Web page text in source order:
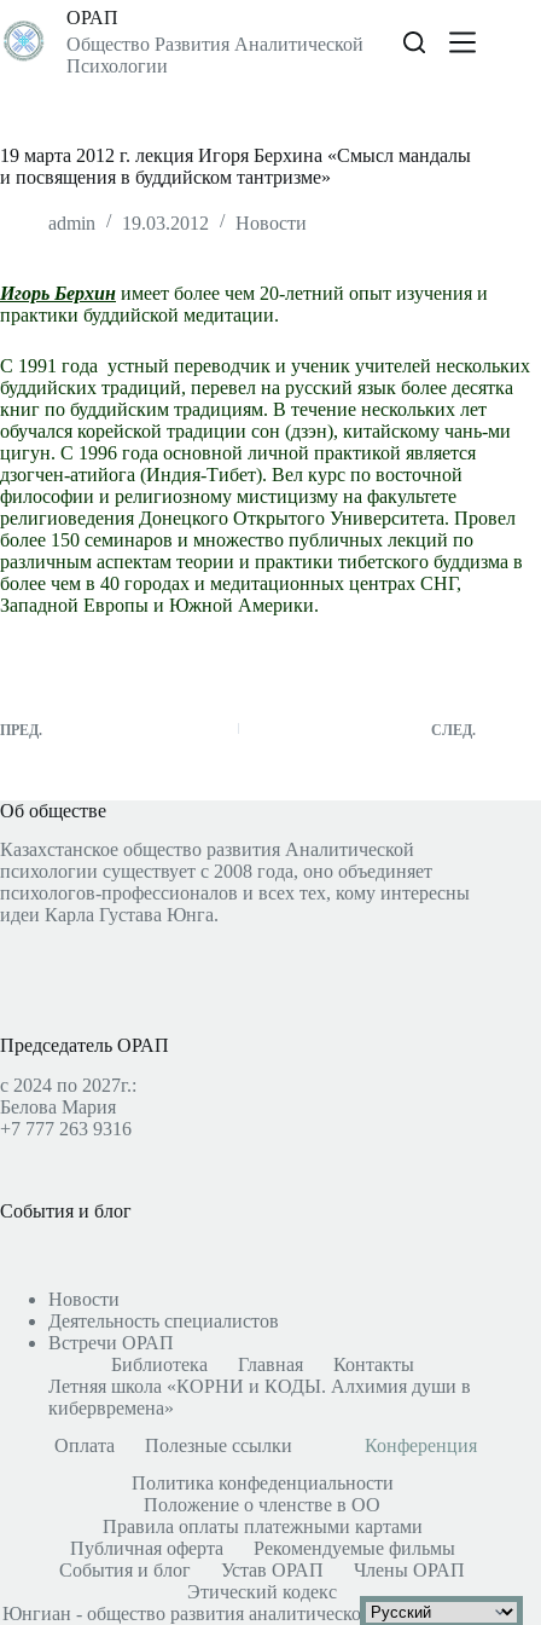
Перейти
к
сути
ОРАП
Общество Развития Аналитической
Психологии
19 марта 2012 г. лекция Игоря Берхина «Смысл мандалы
и посвящения в буддийском тантризме»
admin 19.03.2012 Новости
Игорь Берхин имеет более чем 20-летний опыт изучения и
практики буддийской медитации.
С 1991 года устный переводчик и ученик учителей нескольких
буддийских традиций, перевел на русский язык более десятка
книг по буддийским традициям. В течение нескольких лет
обучался корейской традиции сон (дзэн), китайскому чань-ми
цигун. С 1996 года основной личной практикой является
дзогчен-атийога (Индия-Тибет). Вел курс по восточной
философии и религиозному мистицизму на факультете
религиоведения Донецкого Открытого Университета. Провел
более 150 семинаров и множество публичных лекций по
различным аспектам теории и практики тибетского буддизма в
более чем в 40 городах и медитационных центрах СНГ,
Западной Европы и Южной Америки.
ПРЕД. СЛЕД.
Об обществе
Казахстанское общество развития Аналитической
психологии существует с 2008 года, оно объединяет
психологов-профессионалов и всех тех, кому интересны
идеи Карла Густава Юнга.
Председатель ОРАП
с 2024 по 2027г.:
Белова Мария
+7 777 263 9316
События и блог
Новости
Деятельность специалистов
Встречи ОРАП
Библиотека
Главная
Контакты
Летняя школа «КОРНИ и КОДЫ. Алхимия души в
кибервремена»
Оплата
Полезные ссылки
Конференция
Политика конфеденциальности
Положение о членстве в ОО
Правила оплаты платежными картами
Публичная оферта
Рекомендуемые фильмы
События и блог
Устав ОРАП
Члены ОРАП
Этический кодекс
Юнгиан - общество развития аналитической психологии